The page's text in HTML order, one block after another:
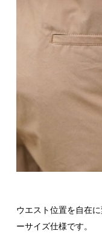
ウエスト位置を自在
ーサイズ仕様です。